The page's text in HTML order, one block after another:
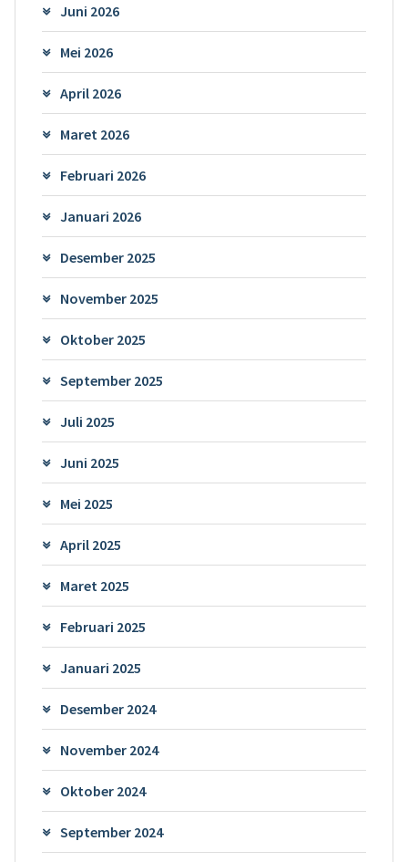
Juni 2026
Mei 2026
April 2026
Maret 2026
Februari 2026
Januari 2026
Desember 2025
November 2025
Oktober 2025
September 2025
Juli 2025
Juni 2025
Mei 2025
April 2025
Maret 2025
Februari 2025
Januari 2025
Desember 2024
November 2024
Oktober 2024
September 2024